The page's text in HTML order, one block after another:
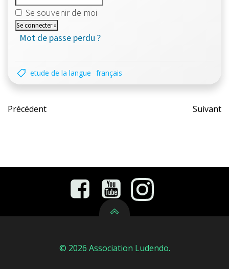
Se souvenir de moi
Mot de passe perdu ?
etude de la langue français
Post
Précédent Suivant
© 2026 Association Ludendo.